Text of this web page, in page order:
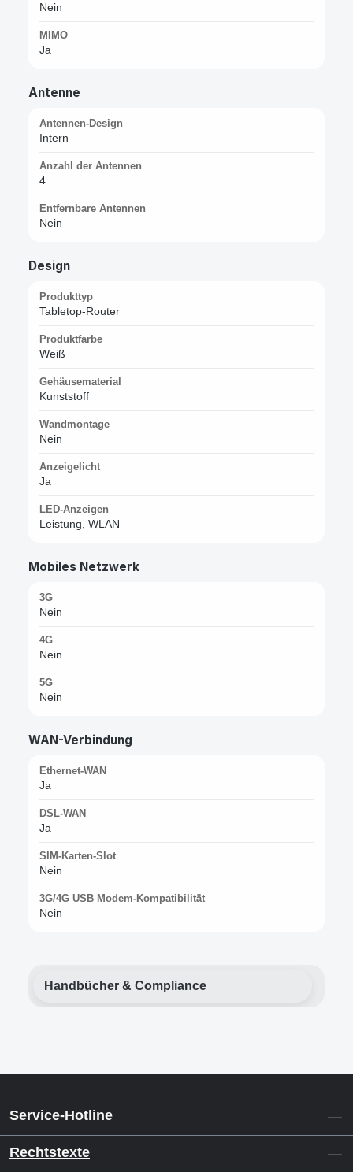
Nein
MIMO
Ja
Antenne
Antennen-Design
Intern
Anzahl der Antennen
4
Entfernbare Antennen
Nein
Design
Produkttyp
Tabletop-Router
Produktfarbe
Weiß
Gehäusematerial
Kunststoff
Wandmontage
Nein
Anzeigelicht
Ja
LED-Anzeigen
Leistung, WLAN
Mobiles Netzwerk
3G
Nein
4G
Nein
5G
Nein
WAN-Verbindung
Ethernet-WAN
Ja
DSL-WAN
Ja
SIM-Karten-Slot
Nein
3G/4G USB Modem-Kompatibilität
Nein
Handbücher & Compliance
Service-Hotline
Rechtstexte